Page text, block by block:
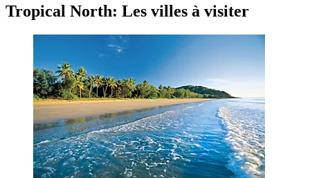
Tropical North: Les villes à visiter